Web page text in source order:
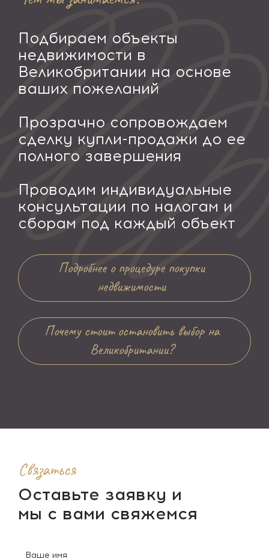
Подбираем объекты
недвижимости в
Великобритании на основе
ваших пожеланий
Прозрачно сопровождаем
сделку купли-продажи до ее
полного завершения
Проводим индивидуальные
консультации по налогам и
сборам под каждый объект
Подробнее о процедуре покупки
недвижимости
Почему стоит остановить выбор на
Великобритании?
Связаться
Оставьте заявку и
мы с вами свяжемся